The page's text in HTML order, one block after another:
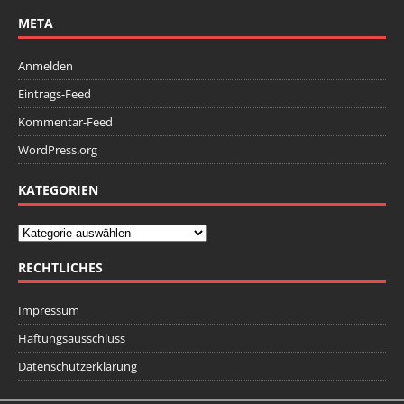
META
Anmelden
Eintrags-Feed
Kommentar-Feed
WordPress.org
KATEGORIEN
RECHTLICHES
Impressum
Haftungsausschluss
Datenschutzerklärung